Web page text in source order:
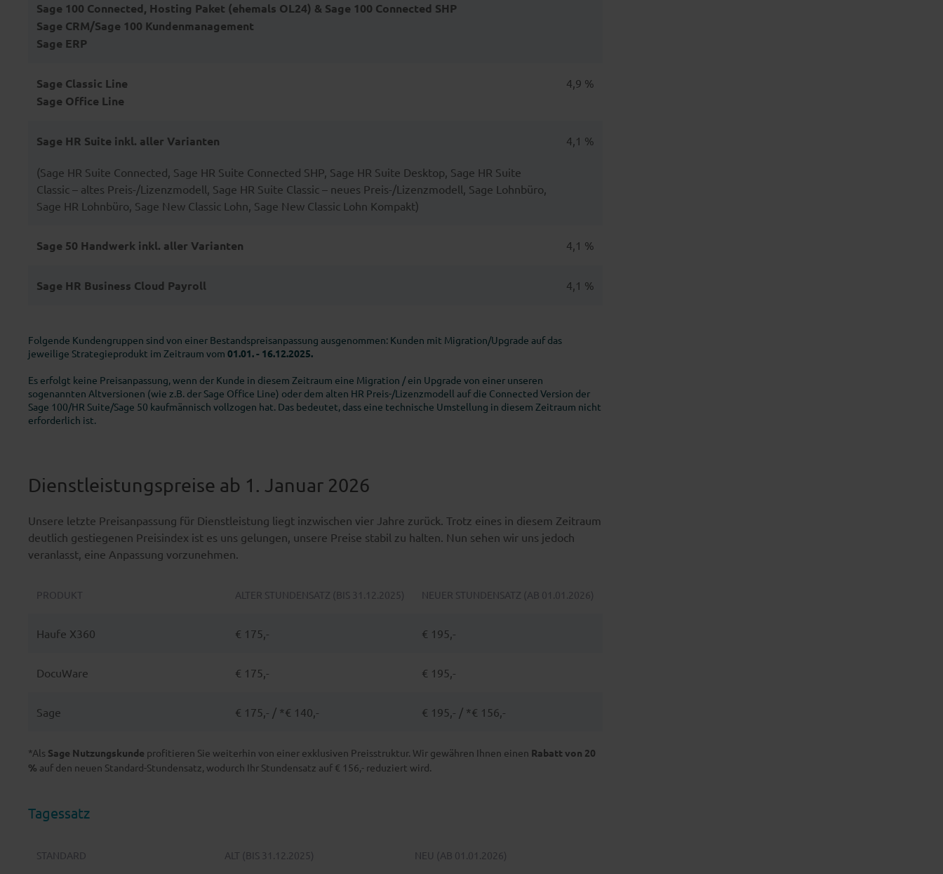
Sage 100 Connected, Hosting Paket (ehemals OL24) & Sage 100 Connected SHP
Sage CRM/Sage 100 Kundenmanagement
Sage ERP
Sage Classic Line
Sage Office Line
4,9 %
Sage HR Suite inkl. aller Varianten
(Sage HR Suite Connected, Sage HR Suite Connected SHP, Sage HR Suite Desktop, Sage HR Suite
Classic – altes Preis-/Lizenzmodell, Sage HR Suite Classic – neues Preis-/Lizenzmodell, Sage Lohnbüro,
Sage HR Lohnbüro, Sage New Classic Lohn, Sage New Classic Lohn Kompakt)
4,1 %
Sage 50 Handwerk inkl. aller Varianten 4,1 %
Sage HR Business Cloud Payroll 4,1 %
Folgende Kundengruppen sind von einer Bestandspreisanpassung ausgenommen: Kunden mit Migration/Upgrade auf das
jeweilige Strategieprodukt im Zeitraum vom 01.01. - 16.12.2025.
Es erfolgt keine Preisanpassung, wenn der Kunde in diesem Zeitraum eine Migration / ein Upgrade von einer unseren
sogenannten Altversionen (wie z.B. der Sage Office Line) oder dem alten HR Preis-/Lizenzmodell auf die Connected Version der
Sage 100/HR Suite/Sage 50 kaufmännisch vollzogen hat. Das bedeutet, dass eine technische Umstellung in diesem Zeitraum nicht
erforderlich ist.
Dienstleistungspreise ab 1. Januar 2026
Unsere letzte Preisanpassung für Dienstleistung liegt inzwischen vier Jahre zurück. Trotz eines in diesem Zeitraum
deutlich gestiegenen Preisindex ist es uns gelungen, unsere Preise stabil zu halten. Nun sehen wir uns jedoch
veranlasst, eine Anpassung vorzunehmen.
PRODUKT ALTER STUNDENSATZ (BIS 31.12.2025) NEUER STUNDENSATZ (AB 01.01.2026)
Haufe X360 € 175,- € 195,-
DocuWare € 175,- € 195,-
Sage € 175,- / *€ 140,- € 195,- / *€ 156,-
*Als Sage Nutzungskunde profitieren Sie weiterhin von einer exklusiven Preisstruktur. Wir gewähren Ihnen einen Rabatt von 20
% auf den neuen Standard-Stundensatz, wodurch Ihr Stundensatz auf € 156,- reduziert wird.
Tagessatz
STANDARD ALT (BIS 31.12.2025) NEU (AB 01.01.2026)